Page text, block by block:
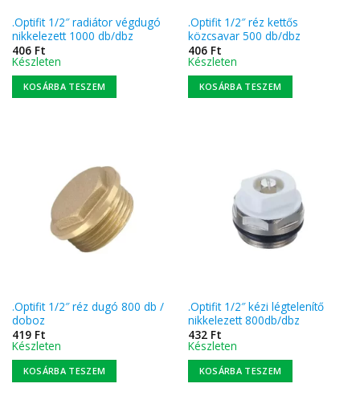
.Optifit 1/2″ radiátor végdugó
nikkelezett 1000 db/dbz
406 Ft
Készleten
KOSÁRBA TESZEM
.Optifit 1/2″ réz kettős
közcsavar 500 db/dbz
406 Ft
Készleten
KOSÁRBA TESZEM
.Optifit 1/2″ réz dugó 800 db /
doboz
419 Ft
Készleten
KOSÁRBA TESZEM
.Optifit 1/2″ kézi légtelenítő
nikkelezett 800db/dbz
432 Ft
Készleten
KOSÁRBA TESZEM